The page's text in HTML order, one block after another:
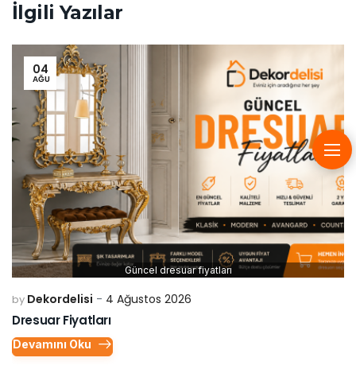
İlgili Yazılar
04
AĞU
Güncel dresuar fiyatları
by Dekordelisi 4 Ağustos 2026
Dresuar Fiyatları
Devamını Oku